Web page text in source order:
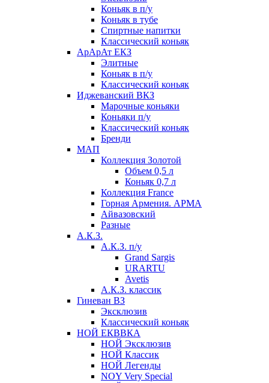
Коньяк в п/у
Коньяк в тубе
Спиртные напитки
Классический коньяк
АрАрАт ЕКЗ
Элитные
Коньяк в п/у
Классический коньяк
Иджеванский ВКЗ
Марочные коньяки
Коньяки п/у
Классический коньяк
Бренди
МАП
Коллекция Золотой
Объем 0,5 л
Коньяк 0,7 л
Коллекция France
Горная Армения. АРМА
Айвазовский
Разные
А.К.З.
А.К.З. п/у
Grand Sargis
URARTU
Avetis
А.К.З. классик
Гиневан ВЗ
Эксклюзив
Классический коньяк
НОЙ ЕКВВКА
НОЙ Эксклюзив
НОЙ Классик
НОЙ Легенды
NOY Very Speсial